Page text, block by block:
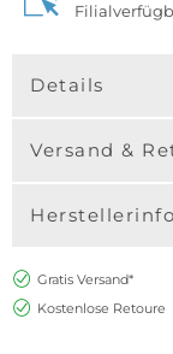
Details
Versand &
Gratis Versand*
Kostenlose Retoure